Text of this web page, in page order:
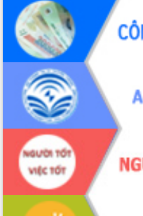
món ăn từ sầu riêng
Đắk Lắk công bố Quy hoạch và xúc
tiến đầu tư tỉnh
Ngành cá ngừ Đắk Lắk chủ động thích
ứng để giữ vững thị trường xuất khẩu
Diễn đàn Kinh tế tư nhân Việt Nam đột
phá cơ chế - Hợp tác công tư
Đề án 06 tạo bước ngoặt đột phá trong
cải cách hành chính tỉnh Đắk Lắk
Kết nối tour, đẩy mạnh chuyển đổi số
để phát triển du lịch Đắk Lắk
Khởi động Dự án Đầu tư xây dựng hạ
tầng kỹ thuật Cụm công nghiệp Tân